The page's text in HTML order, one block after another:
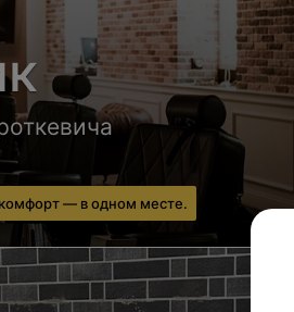
— в одном месте.